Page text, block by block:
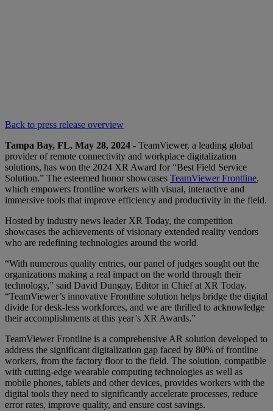
Back to press release overview
Tampa Bay, FL, May 28, 2024 - TeamViewer, a leading global
provider of remote connectivity and workplace digitalization
solutions, has won the 2024 XR Award for “Best Field Service
Solution.” The esteemed honor showcases TeamViewer Frontline,
which empowers frontline workers with visual, interactive and
immersive tools that improve efficiency and productivity in the field.
Hosted by industry news leader XR Today, the competition
showcases the achievements of visionary extended reality vendors
who are redefining technologies around the world.
“With numerous quality entries, our panel of judges sought out the
organizations making a real impact on the world through their
technology,” said David Dungay, Editor in Chief at XR Today.
“TeamViewer’s innovative Frontline solution helps bridge the digital
divide for desk-less workforces, and we are thrilled to acknowledge
their accomplishments at this year’s XR Awards.”
TeamViewer Frontline is a comprehensive AR solution developed to
address the significant digitalization gap faced by 80% of frontline
workers, from the factory floor to the field. The solution, compatible
with cutting-edge wearable computing technologies as well as
mobile phones, tablets and other devices, provides workers with the
digital tools they need to significantly accelerate processes, reduce
error rates, improve quality, and ensure cost savings.